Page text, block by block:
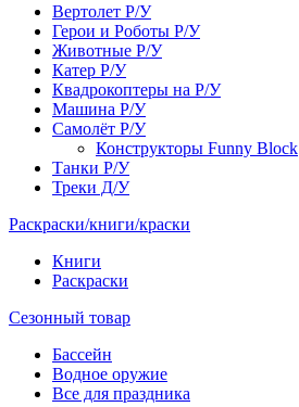
Вертолет Р/У
Герои и Роботы Р/У
Животные Р/У
Катер Р/У
Квадрокоптеры на Р/У
Машина Р/У
Самолёт Р/У
Конструкторы Funny Block
Танки Р/У
Треки Д/У
Раскраски/книги/краски
Книги
Раскраски
Сезонный товар
Бассейн
Водное оружие
Все для праздника